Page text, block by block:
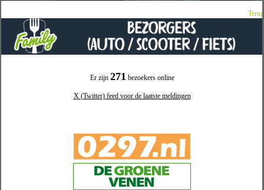
Er zijn 271 bezoekers online
X (Twitter) feed voor de laatste meldingen
Terug